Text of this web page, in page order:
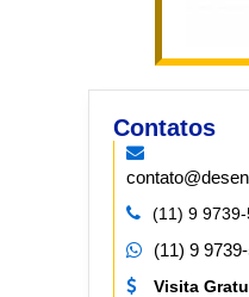
Contatos
(11) 9
(11) 9
Visita